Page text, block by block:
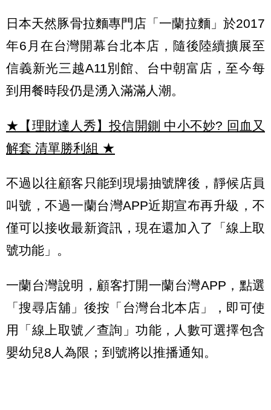
日本天然豚骨拉麵專門店「一蘭拉麵」於2017
年6月在台灣開幕台北本店，隨後陸續擴展至
信義新光三越A11別館、台中朝富店，至今每
到用餐時段仍是湧入滿滿人潮。
★【理財達人秀】投信開鍘 中小不妙? 回血又
解套 清單勝利組 ★
不過以往顧客只能到現場抽號牌後，靜候店員
叫號，不過一蘭台灣APP近期宣布再升級，不
僅可以接收最新資訊，現在還加入了「線上取
號功能」。
一蘭台灣說明，顧客打開一蘭台灣APP，點選
「搜尋店舖」後按「台灣台北本店」，即可使
用「線上取號／查詢」功能，人數可選擇包含
嬰幼兒8人為限；到號將以推播通知。